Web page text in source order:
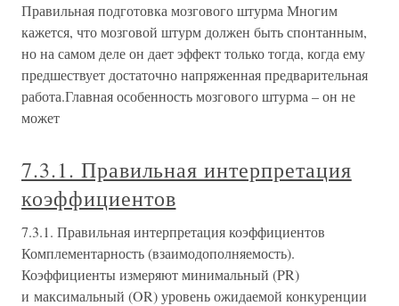
Правильная подготовка мозгового штурма Многим
кажется, что мозговой штурм должен быть спонтанным,
но на самом деле он дает эффект только тогда, когда ему
предшествует достаточно напряженная предварительная
работа.Главная особенность мозгового штурма – он не
может
7.3.1. Правильная интерпретация
коэффициентов
7.3.1. Правильная интерпретация коэффициентов
Комплементарность (взаимодополняемость).
Коэффициенты измеряют минимальный (PR)
и максимальный (OR) уровень ожидаемой конкуренции